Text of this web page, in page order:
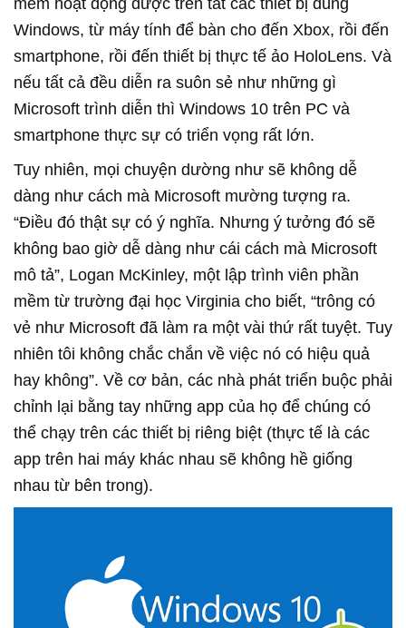
Windows, từ máy tính để bàn cho đến Xbox, rồi đến
smartphone, rồi đến thiết bị thực tế ảo HoloLens. Và
nếu tất cả đều diễn ra suôn sẻ như những gì
Microsoft trình diễn thì Windows 10 trên PC và
smartphone thực sự có triển vọng rất lớn.
Tuy nhiên, mọi chuyện dường như sẽ không dễ
dàng như cách mà Microsoft mường tượng ra.
“Điều đó thật sự có ý nghĩa. Nhưng ý tưởng đó sẽ
không bao giờ dễ dàng như cái cách mà Microsoft
mô tả”, Logan McKinley, một lập trình viên phần
mềm từ trường đại học Virginia cho biết, “trông có
vẻ như Microsoft đã làm ra một vài thứ rất tuyệt. Tuy
nhiên tôi không chắc chắn về việc nó có hiệu quả
hay không”. Về cơ bản, các nhà phát triển buộc phải
chỉnh lại bằng tay những app của họ để chúng có
thể chạy trên các thiết bị riêng biệt (thực tế là các
app trên hai máy khác nhau sẽ không hề giống
nhau từ bên trong).